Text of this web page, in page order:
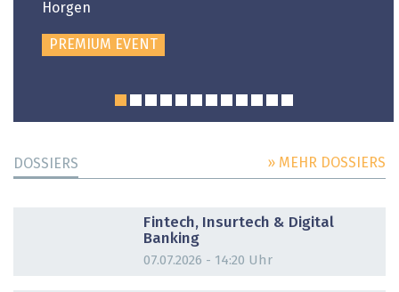
Horgen
PREMIUM EVENT
DOSSIERS » MEHR DOSSIERS
Fintech, Insurtech & Digital
Banking
07.07.2026 - 14:20 Uhr